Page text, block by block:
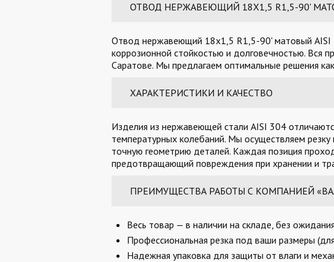
ОТВОД НЕРЖАВЕЮЩИЙ 18Х1,5 R1,5-90'
Отвод нержавеющий 18х1,5 R1,5-90' матовый AISI
коррозионной стойкостью и долговечностью. Вся
Саратове. Мы предлагаем оптимальные решения
ХАРАКТЕРИСТИКИ И КАЧЕСТВО
Изделия из нержавеющей стали AISI 304
температурных колебаний. Мы осуществляем
точную геометрию деталей. Каждая позиция
предотвращающий повреждения при хранении и
ПРЕИМУЩЕСТВА РАБОТЫ С КОМПАНИЕЙ
Весь товар — в наличии на складе, без
Профессиональная резка под ваши размеры
Надежная упаковка для защиты от влаги и